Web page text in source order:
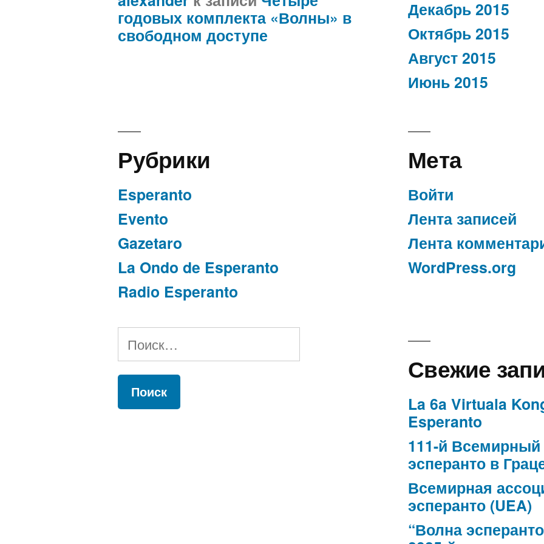
годовых комплекта «Волны» в
свободном доступе
Декабрь 2015
Октябрь 2015
Август 2015
Июнь 2015
Рубрики
Esperanto
Evento
Gazetaro
La Ondo de Esperanto
Radio Esperanto
Мета
Войти
Лента записей
Лента
WordPress.org
Найти:
Свежие
La 6a Virtuala
Esperanto
111-й Всемирный
эсперанто в
Всемирная
эсперанто (UEA)
“Волна